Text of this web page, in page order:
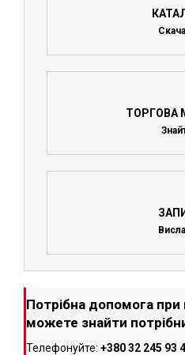
ТОРГОВА
Потрібна допомога при
можете знайти
Телефонуйте: +380 32 245 93